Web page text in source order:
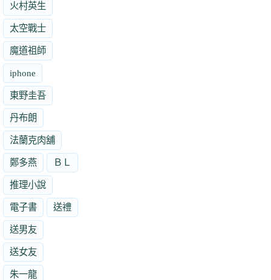
火村英生
太空戰士
魔道祖師
iphone
東野圭吾
丹布朗
法蘭克肉舖
鄭多燕 ＢＬ
推理小說
電子書 送禮
送男友
送女友
朱一龍